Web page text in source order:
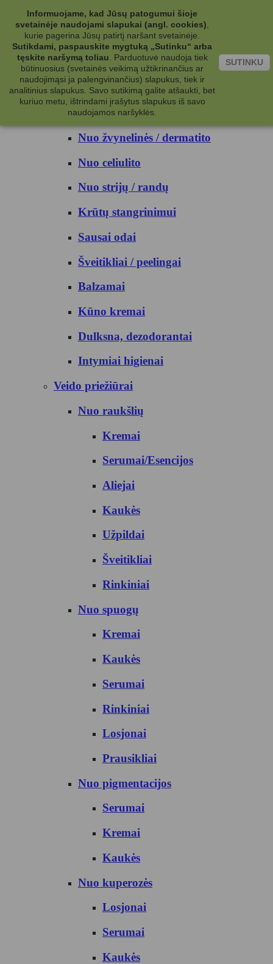
Kategorijos
Kosmetika
Kūno priežiūrai
Nuo prakaito
Kūno prausikliai
Nuo žvynelinės / dermatito
Nuo celiulito
Nuo strijų / randų
Krūtų stangrinimui
Sausai odai
Šveitikliai / peelingai
Balzamai
Kūno kremai
Dulksna, dezodorantai
Intymiai higienai
Veido priežiūrai
Nuo raukšlių
Kremai
Serumai/Esencijos
Aliejai
Kaukės
Užpildai
Šveitikliai
Rinkiniai
Nuo spuogų
Kremai
Kaukės
Serumai
Rinkiniai
Losjonai
Prausikliai
Nuo pigmentacijos
Serumai
Kremai
Kaukės
Nuo kuperozės
Losjonai
Serumai
Kaukės
Informuojame, kad Jūsų patogumui šioje
svetainėje naudojami slapukai (angl. cookies)
kurie pagerina Jūsų patirtį naršant svetainėje.
Sutikdami, paspauskite mygtuką „Sutinku“ arba
tęskite naršymą toliau
Parduotuvė naudoja tiek
būtinuosius (svetainės veikimą užtikrinančius ar
naudojimąsi ja palengvinančius) slapukus, tiek ir
analitinius slapukus. Savo sutikimą galite atšaukti, bet
kuriuo metu, ištrindami įrašytus slapukus iš savo
naudojamos naršyklės.
SUTINKU